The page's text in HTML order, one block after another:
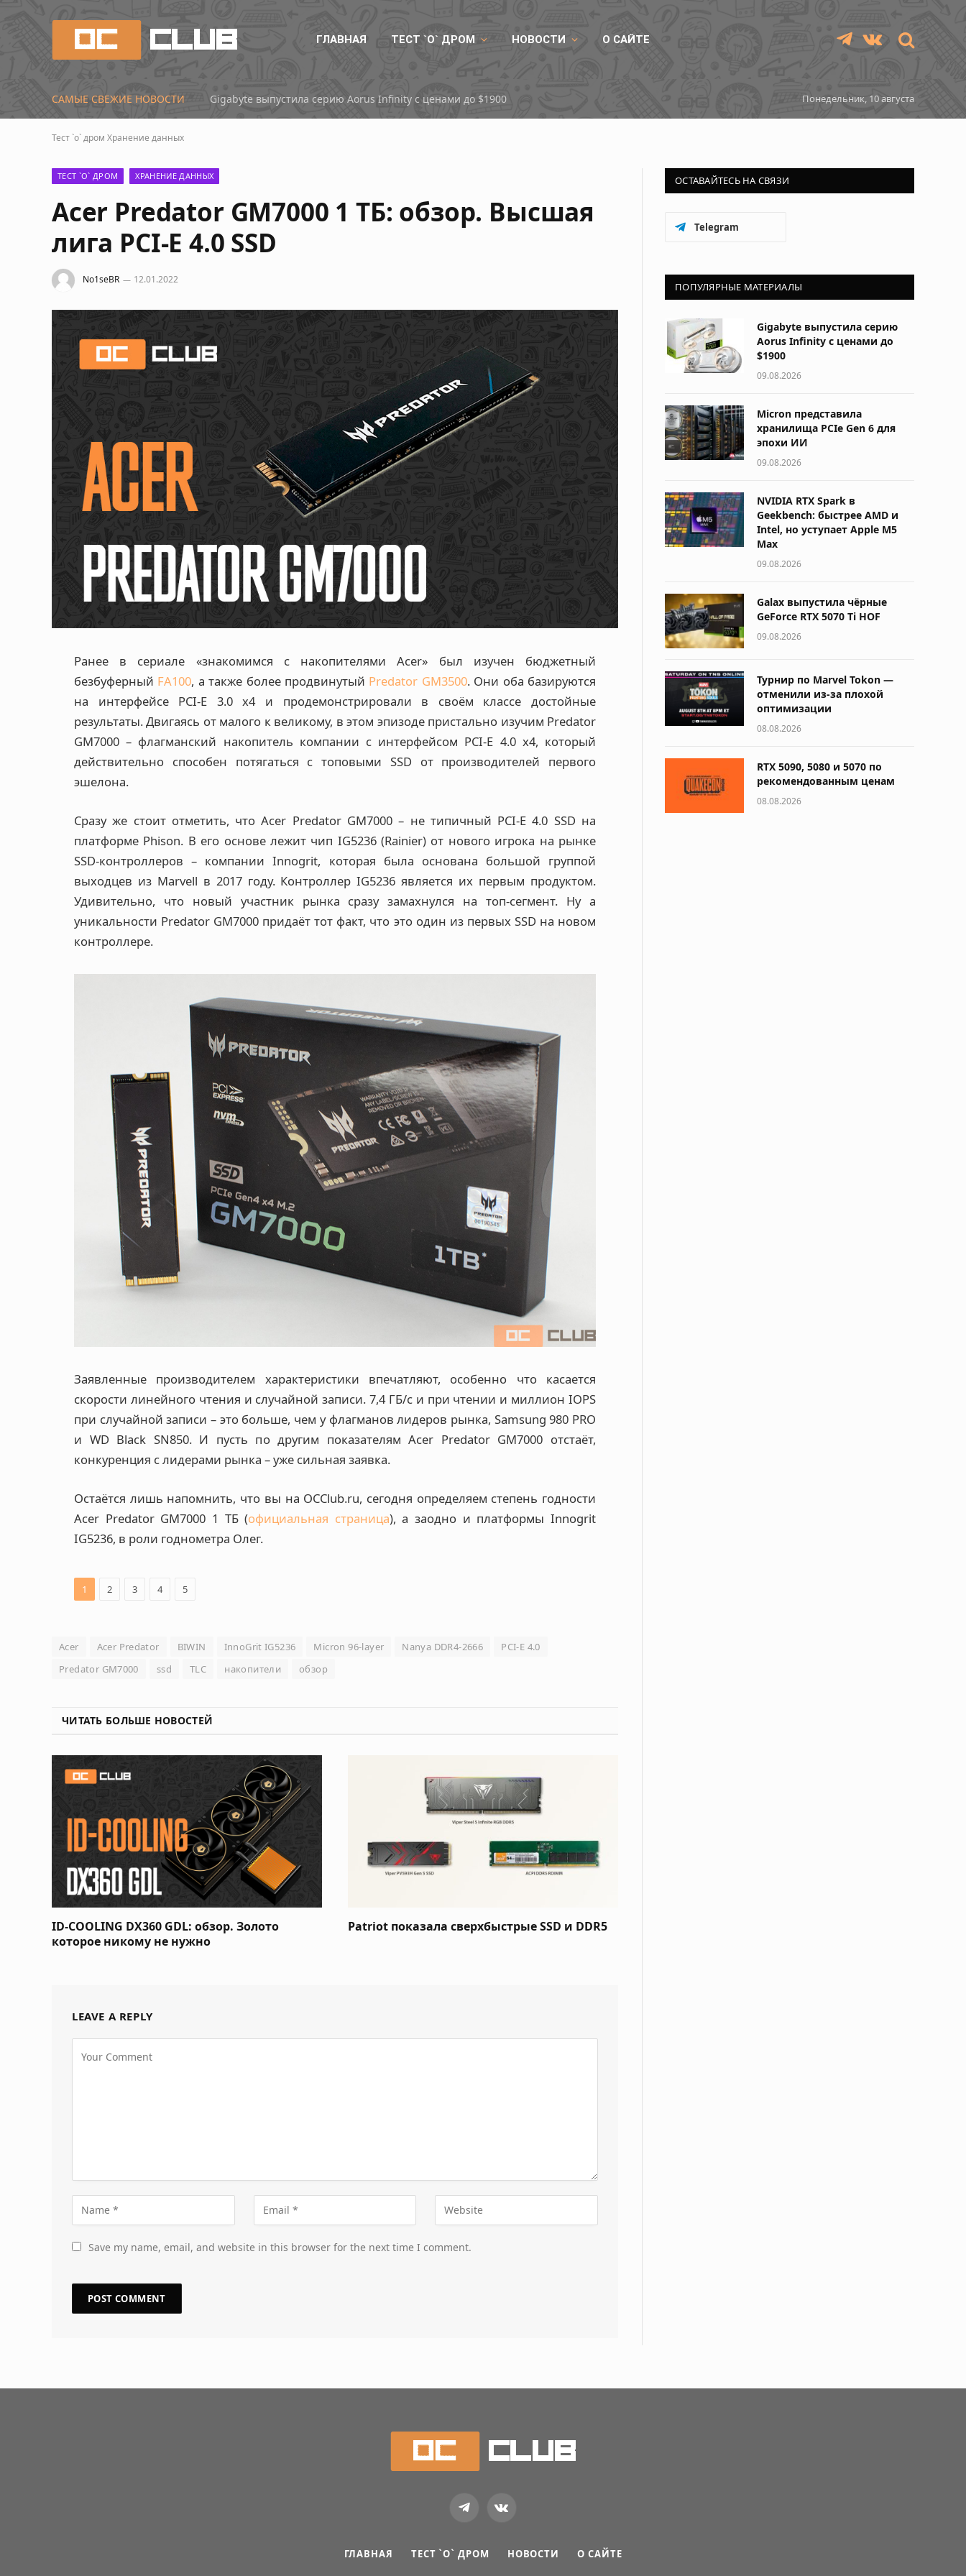
ГЛАВНАЯ ТЕСТ `О` ДРОМ НОВОСТИ О САЙТЕ TelegramVKontakte
САМЫЕ СВЕЖИЕ НОВОСТИ Micron представила хранилища PCIe Gen 6 для эпохи ИИ Понедельник, 10 августа
Тест `о` дром Хранение данных
ТЕСТ `О` ДРОМ ХРАНЕНИЕ ДАННЫХ
Acer Predator GM7000 1 ТБ: обзор. Высшая
лига PCI-E 4.0 SSD
No1seBR 12.01.2022
Ранее в сериале «знакомимся с накопителями Acer» был изучен бюджетный
безбуферный FA100, а также более продвинутый Predator GM3500. Они оба базируются
на интерфейсе PCI-E 3.0 x4 и продемонстрировали в своём классе достойные
результаты. Двигаясь от малого к великому, в этом эпизоде пристально изучим Predator
GM7000 – флагманский накопитель компании с интерфейсом PCI-E 4.0 x4, который
действительно способен потягаться c топовыми SSD от производителей первого
эшелона.
Сразу же стоит отметить, что Acer Predator GM7000 – не типичный PCI-E 4.0 SSD на
платформе Phison. В его основе лежит чип IG5236 (Rainier) от нового игрока на рынке
SSD-контроллеров – компании Innogrit, которая была основана большой группой
выходцев из Marvell в 2017 году. Контроллер IG5236 является их первым продуктом.
Удивительно, что новый участник рынка сразу замахнулся на топ-сегмент. Ну а
уникальности Predator GM7000 придаёт тот факт, что это один из первых SSD на новом
контроллере.
Заявленные производителем характеристики впечатляют, особенно что касается
скорости линейного чтения и случайной записи. 7,4 ГБ/с и при чтении и миллион IOPS
при случайной записи – это больше, чем у флагманов лидеров рынка, Samsung 980 PRO
и WD Black SN850. И пусть по другим показателям Acer Predator GM7000 отстаёт,
конкуренция с лидерами рынка – уже сильная заявка.
Остаётся лишь напомнить, что вы на OCClub.ru, сегодня определяем степень годности
Acer Predator GM7000 1 ТБ (официальная страница), а заодно и платформы Innogrit
IG5236, в роли годнометра Олег.
1 2 3 4 5
Acer Acer Predator BIWIN InnoGrit IG5236 Micron 96-layer Nanya DDR4-2666
PCI-E 4.0
Predator GM7000
ssd TLC накопители обзор
ЧИТАТЬ БОЛЬШЕ НОВОСТЕЙ
ID-COOLING DX360 GDL: обзор. Золото
которое никому не нужно
Patriot показала сверхбыстрые SSD и DDR5
LEAVE A REPLY
Save my name, email, and website in this browser for the next time I comment.
ОСТАВАЙТЕСЬ НА СВЯЗИ
Telegram
ПОПУЛЯРНЫЕ МАТЕРИАЛЫ
Gigabyte выпустила серию
Aorus Infinity с ценами до
$1900
09.08.2026
Micron представила
хранилища PCIe Gen 6 для
эпохи ИИ
09.08.2026
NVIDIA RTX Spark в
Geekbench: быстрее AMD и
Intel, но уступает Apple M5
Max
09.08.2026
Galax выпустила чёрные
GeForce RTX 5070 Ti HOF
09.08.2026
Турнир по Marvel Tokon —
отменили из-за плохой
оптимизации
08.08.2026
RTX 5090, 5080 и 5070 по
рекомендованным ценам
08.08.2026
TelegramVKontakte
ГЛАВНАЯ ТЕСТ `О` ДРОМ НОВОСТИ О САЙТЕ